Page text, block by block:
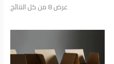
عرض ⁦8⁩ من كل النتائج